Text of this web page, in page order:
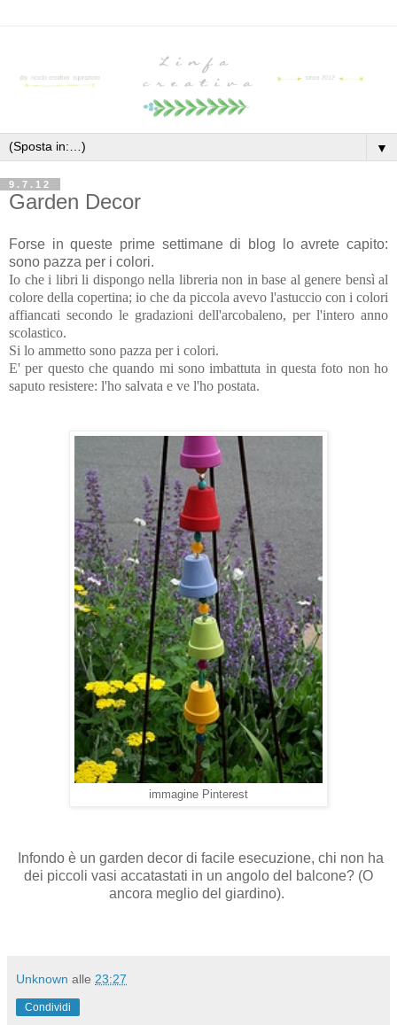
▼
9.7.12
Garden Decor
Forse in queste prime settimane di blog lo avrete capito:
sono pazza per i colori.
Io che i libri li dispongo nella libreria non in base al genere bensì al
colore della copertina; io che da piccola avevo l'astuccio con i colori
affiancati secondo le gradazioni dell'arcobaleno, per l'intero anno
scolastico.
Si lo ammetto sono pazza per i colori.
E' per questo che quando mi sono imbattuta in questa foto non ho
saputo resistere: l'ho salvata e ve l'ho postata.
immagine Pinterest
Infondo è un garden decor di facile esecuzione, chi non ha
dei piccoli vasi accatastati in un angolo del balcone? (O
ancora meglio del giardino).
Unknown alle 23:27
Condividi